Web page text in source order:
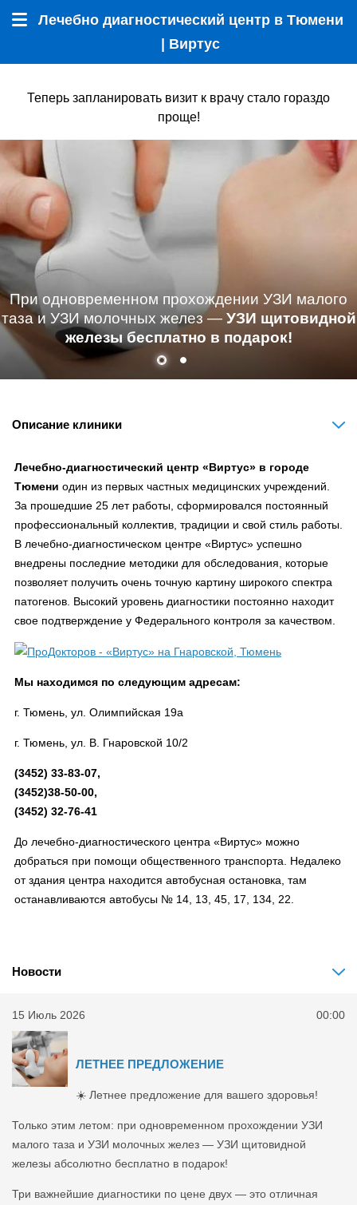
Лечебно диагностический центр в Тюмени
| Виртус
Теперь запланировать визит к врачу стало гораздо
проще!
При одновременном прохождении УЗИ малого
таза и УЗИ молочных желез — УЗИ щитовидной
железы бесплатно в подарок!
Описание клиники
Лечебно-диагностический центр «Виртус» в городе
Тюмени один из первых частных медицинских учреждений.
За прошедшие 25 лет работы, сформировался постоянный
профессиональный коллектив, традиции и свой стиль работы.
В лечебно-диагностическом центре «Виртус» успешно
внедрены последние методики для обследования, которые
позволяет получить очень точную картину широкого спектра
патогенов. Высокий уровень диагностики постоянно находит
свое подтверждение у Федерального контроля за качеством.
Мы находимся по следующим адресам:
г. Тюмень, ул. Олимпийская 19а
г. Тюмень, ул. В. Гнаровской 10/2
(3452) 33-83-07,
(3452)38-50-00,
(3452) 32-76-41
До лечебно-диагностического центра «Виртус» можно
добраться при помощи общественного транспорта. Недалеко
от здания центра находится автобусная остановка, там
останавливаются автобусы № 14, 13, 45, 17, 134, 22.
Новости
15 Июль 2026 00:00
ЛЕТНЕЕ ПРЕДЛОЖЕНИЕ
☀️ Летнее предложение для вашего здоровья!
Только этим летом: при одновременном прохождении УЗИ
малого таза и УЗИ молочных желез — УЗИ щитовидной
железы абсолютно бесплатно в подарок!
Три важнейшие диагностики по цене двух — это отличная